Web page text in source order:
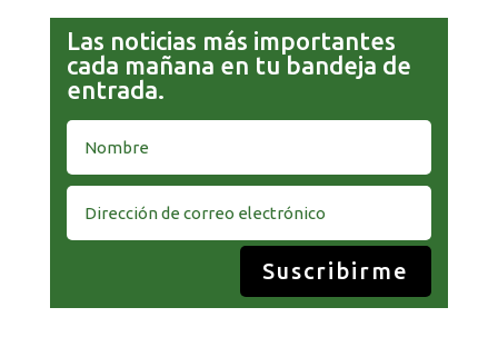
Las noticias más importantes
cada mañana en tu bandeja de
entrada.
Suscribirme